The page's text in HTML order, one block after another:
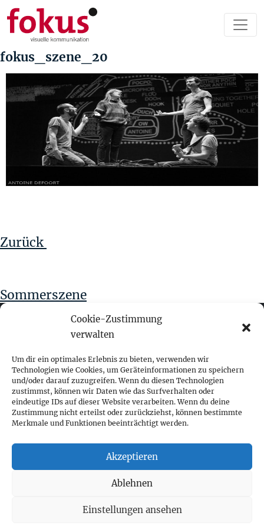
Cookie-Zustimmung
verwalten
Um dir ein optimales Erlebnis zu bieten, verwenden wir
Technologien wie Cookies, um Geräteinformationen zu speichern
und/oder darauf zuzugreifen. Wenn du diesen Technologien
zustimmst, können wir Daten wie das Surfverhalten oder
eindeutige IDs auf dieser Website verarbeiten. Wenn du deine
Zustimmung nicht erteilst oder zurückziehst, können bestimmte
Merkmale und Funktionen beeinträchtigt werden.
Akzeptieren
Ablehnen
Einstellungen ansehen
fokus_szene_20
Zurück
Sommerszene
fokus visuelle kommunikation
Franz-Ofner-Straße 20
A - 5020 Salzburg
+ 43 662 452 083
fokus@fokus-design.com
Impressum